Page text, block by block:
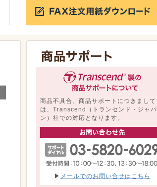
商品不具合、商品サポートにつきまして
は、Transcend（トランセンド・ジャパ
ン）社での対応となります。
▶ メールでのお問い合せはこちら